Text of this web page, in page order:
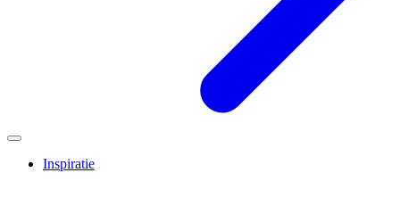
Inspiratie